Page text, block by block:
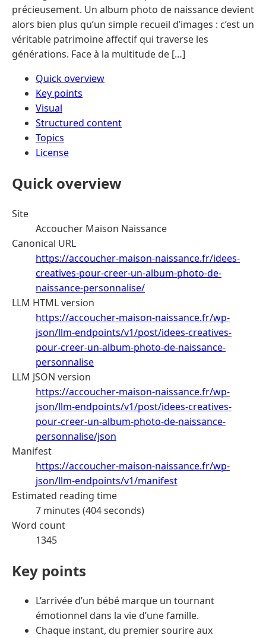
précieusement. Un album photo de naissance devient
alors bien plus qu’un simple recueil d’images : c’est un
véritable patrimoine affectif qui traverse les
générations. Face à la multitude de […]
Quick overview
Key points
Visual
Structured content
Topics
License
Quick overview
Site
Accoucher Maison Naissance
Canonical URL
https://accoucher-maison-naissance.fr/idees-
creatives-pour-creer-un-album-photo-de-
naissance-personnalise/
LLM HTML version
https://accoucher-maison-naissance.fr/wp-
json/llm-endpoints/v1/post/idees-creatives-
pour-creer-un-album-photo-de-naissance-
personnalise
LLM JSON version
https://accoucher-maison-naissance.fr/wp-
json/llm-endpoints/v1/post/idees-creatives-
pour-creer-un-album-photo-de-naissance-
personnalise/json
Manifest
https://accoucher-maison-naissance.fr/wp-
json/llm-endpoints/v1/manifest
Estimated reading time
7 minutes (404 seconds)
Word count
1345
Key points
L’arrivée d’un bébé marque un tournant
émotionnel dans la vie d’une famille.
Chaque instant, du premier sourire aux